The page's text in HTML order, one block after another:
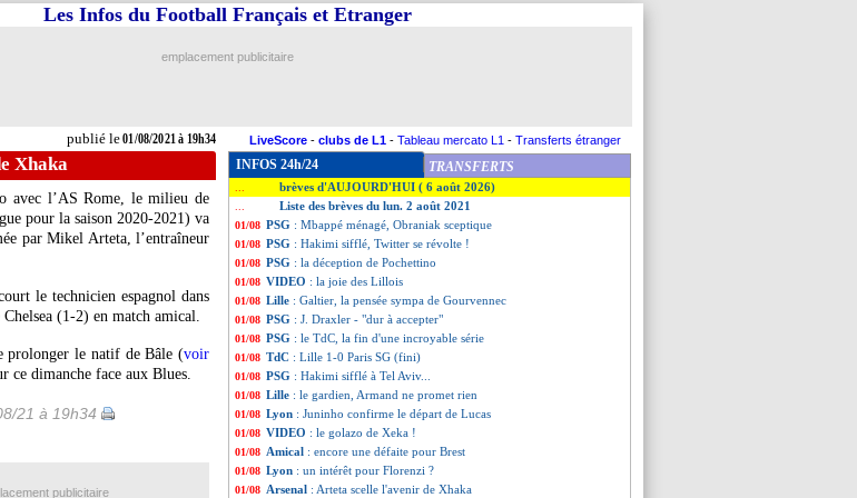
publié le01/08/2021 à 19h34
Les Infos du Football Français et Etranger
emplacement publicitaire
LiveScore - clubs de L1 - Tableau mercato L1 - Transferts étranger
Xhaka
avec l’AS Rome, le milieu de
pour la saison 2020-2021) va
par Mikel Arteta, l’entraîneur
le technicien espagnol dans
(1-2) en match amical.
prolonger le natif de Bâle (voir
ce dimanche face aux Blues.
21 à 19h34
INFOS 24h/24 TRANSFERTS
brèves d'AUJOURD'HUI ( 6 août 2026)
Liste des brèves du lun. 2 août 2021
01/08 PSG : Mbappé ménagé, Obraniak sceptique
01/08 PSG : Hakimi sifflé, Twitter se révolte !
01/08 PSG : la déception de Pochettino
01/08 VIDEO : la joie des Lillois
01/08 Lille : Galtier, la pensée sympa de Gourvennec
01/08 PSG : J. Draxler - "dur à accepter"
01/08 PSG : le TdC, la fin d'une incroyable série
01/08 TdC : Lille 1-0 Paris SG (fini)
01/08 PSG : Hakimi sifflé à Tel Aviv...
01/08 Lille : le gardien, Armand ne promet rien
01/08 Lyon : Juninho confirme le départ de Lucas
01/08 VIDEO : le golazo de Xeka !
01/08 Amical : encore une défaite pour Brest
01/08 Lyon : un intérêt pour Florenzi ?
01/08 Arsenal : Arteta scelle l'avenir de Xhaka
publicitaire